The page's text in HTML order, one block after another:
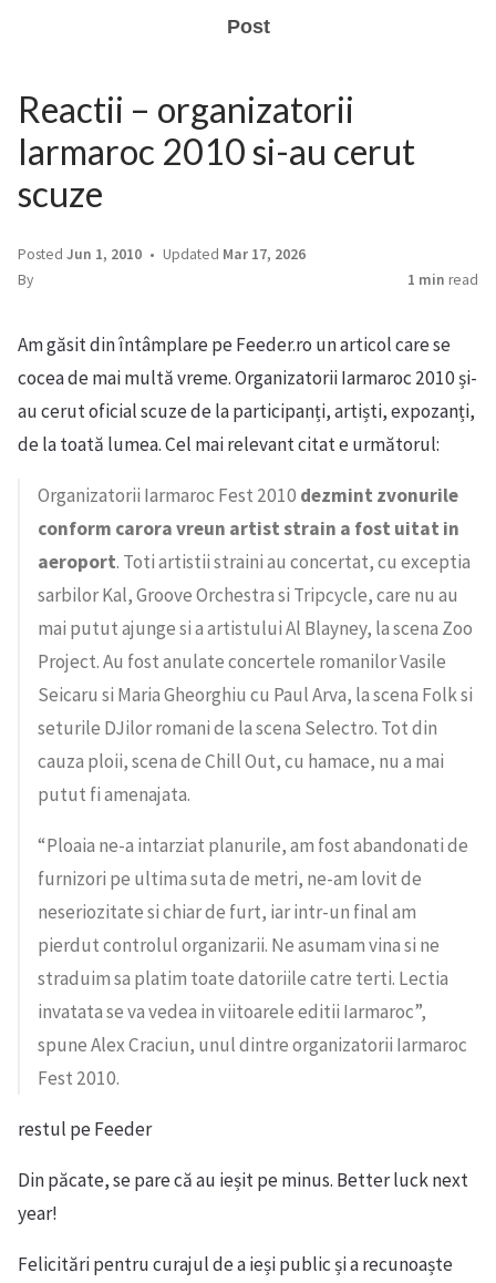
Post
Reactii – organizatorii
Iarmaroc 2010 si-au cerut
scuze
Posted Jun 1, 2010 Updated Mar 17, 2026
By
1 min read
Am găsit din întâmplare pe Feeder.ro un articol care se
cocea de mai multă vreme. Organizatorii Iarmaroc 2010 și-
au cerut oficial scuze de la participanți, artiști, expozanți,
de la toată lumea. Cel mai relevant citat e următorul:
Organizatorii Iarmaroc Fest 2010 dezmint zvonurile
conform carora vreun artist strain a fost uitat in
aeroport. Toti artistii straini au concertat, cu exceptia
sarbilor Kal, Groove Orchestra si Tripcycle, care nu au
mai putut ajunge si a artistului Al Blayney, la scena Zoo
Project. Au fost anulate concertele romanilor Vasile
Seicaru si Maria Gheorghiu cu Paul Arva, la scena Folk si
seturile DJilor romani de la scena Selectro. Tot din
cauza ploii, scena de Chill Out, cu hamace, nu a mai
putut fi amenajata.
“Ploaia ne-a intarziat planurile, am fost abandonati de
furnizori pe ultima suta de metri, ne-am lovit de
neseriozitate si chiar de furt, iar intr-un final am
pierdut controlul organizarii. Ne asumam vina si ne
straduim sa platim toate datoriile catre terti. Lectia
invatata se va vedea in viitoarele editii Iarmaroc”,
spune Alex Craciun, unul dintre organizatorii Iarmaroc
Fest 2010.
restul pe Feeder
Din păcate, se pare că au ieșit pe minus. Better luck next
year!
Felicitări pentru curajul de a ieși public și a recunoaște